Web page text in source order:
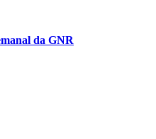
da GNR